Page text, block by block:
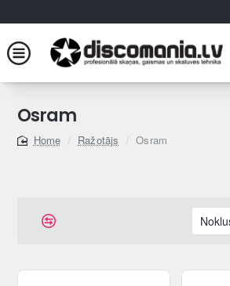
Osram
home
Ražotājs Osram